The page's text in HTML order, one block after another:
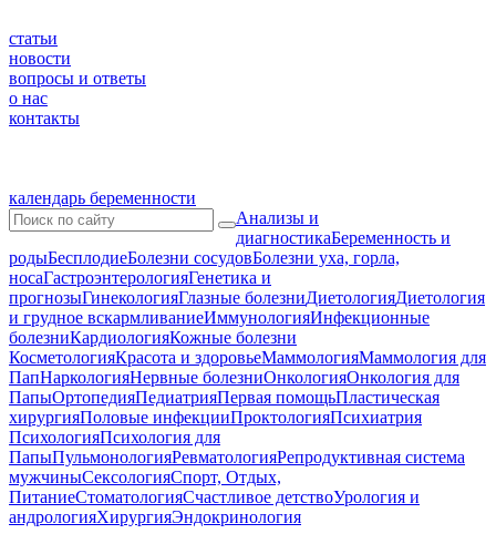
статьи
новости
вопросы и ответы
о нас
контакты
календарь беременности
Анализы и
диагностикаБеременность и
родыБесплодиеБолезни сосудовБолезни уха, горла,
носаГастроэнтерологияГенетика и
прогнозыГинекологияГлазные болезниДиетологияДиетология
и грудное вскармливаниеИммунологияИнфекционные
болезниКардиологияКожные болезни
КосметологияКрасота и здоровьеМаммологияМаммология для
ПапНаркологияНервные болезниОнкологияОнкология для
ПапыОртопедияПедиатрияПервая помощьПластическая
хирургияПоловые инфекцииПроктологияПсихиатрия
ПсихологияПсихология для
ПапыПульмонологияРевматологияРепродуктивная система
мужчиныСексологияСпорт, Отдых,
ПитаниеСтоматологияСчастливое детствоУрология и
андрологияХирургияЭндокринология